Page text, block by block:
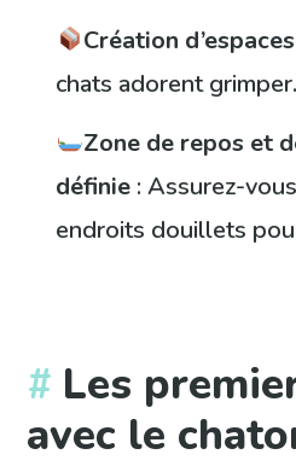
Création
chats adorent grimper.
Zone de repos et
définie : Assurez-
endroits douillets
Les
avec le